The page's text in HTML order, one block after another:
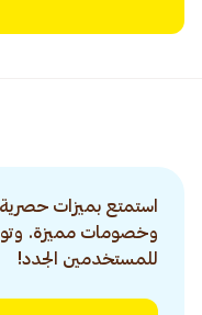
استمتع بميزات
وخصومات مميزة.
للمستخدمين الجدد!